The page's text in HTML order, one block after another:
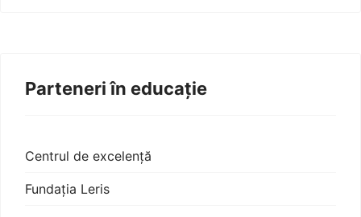
Parteneri în educație
Centrul de excelență
Fundația Leris